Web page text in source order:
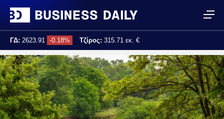
ΓΔ: 2623.91 -0.18% Τζίρος: 315.71 εκ. €
Τελ. ενημέρωση: 17:25:04